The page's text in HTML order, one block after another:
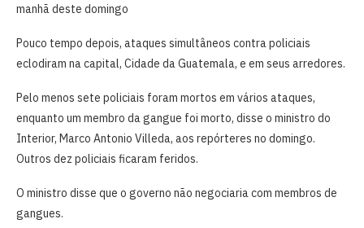
manhã deste domingo
Pouco tempo depois, ataques simultâneos ​contra ⁠policiais
eclodiram ⁠na capital, Cidade da Guatemala, e em ‌seus arredores.
Pelo menos sete policiais foram mortos em vários ataques,
enquanto ‍um membro da gangue foi morto, disse o ​ministro do
‌Interior, Marco Antonio Villeda, aos repórteres ‍no domingo.
Outros dez policiais ficaram feridos.
O ministro disse que o governo não negociaria com membros de
gangues.